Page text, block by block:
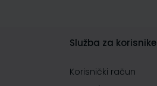
Služba za korisnike
Korisnički račun